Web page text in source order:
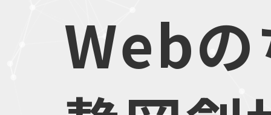
Web